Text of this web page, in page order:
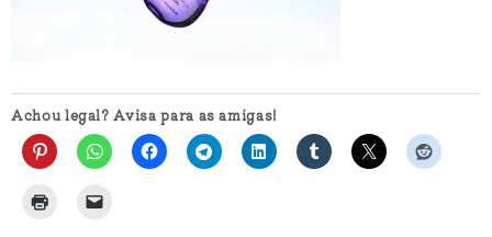
Achou legal? Avisa para as amigas!